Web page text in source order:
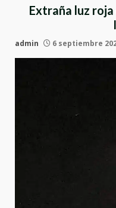
Extraña luz roja
admin 6 septiembre